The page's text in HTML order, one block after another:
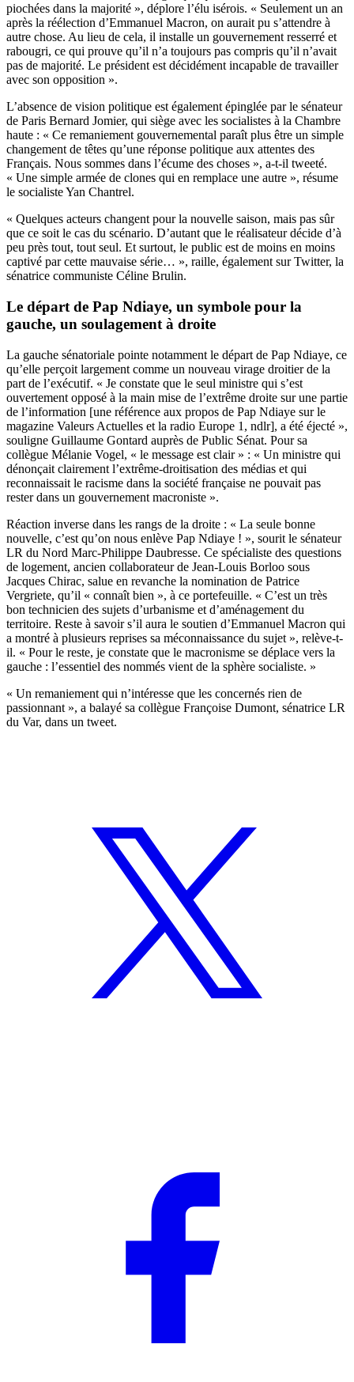
piochées dans la majorité », déplore l’élu isérois. « Seulement un an
après la réélection d’Emmanuel Macron, on aurait pu s’attendre à
autre chose. Au lieu de cela, il installe un gouvernement resserré et
rabougri, ce qui prouve qu’il n’a toujours pas compris qu’il n’avait
pas de majorité. Le président est décidément incapable de travailler
avec son opposition ».
L’absence de vision politique est également épinglée par le sénateur
de Paris Bernard Jomier, qui siège avec les socialistes à la Chambre
haute : « Ce remaniement gouvernemental paraît plus être un simple
changement de têtes qu’une réponse politique aux attentes des
Français. Nous sommes dans l’écume des choses », a-t-il tweeté.
« Une simple armée de clones qui en remplace une autre », résume
le socialiste Yan Chantrel.
« Quelques acteurs changent pour la nouvelle saison, mais pas sûr
que ce soit le cas du scénario. D’autant que le réalisateur décide d’à
peu près tout, tout seul. Et surtout, le public est de moins en moins
captivé par cette mauvaise série… », raille, également sur Twitter, la
sénatrice communiste Céline Brulin.
Le départ de Pap Ndiaye, un symbole pour la
gauche, un soulagement à droite
La gauche sénatoriale pointe notamment le départ de Pap Ndiaye, ce
qu’elle perçoit largement comme un nouveau virage droitier de la
part de l’exécutif. « Je constate que le seul ministre qui s’est
ouvertement opposé à la main mise de l’extrême droite sur une partie
de l’information [une référence aux propos de Pap Ndiaye sur le
magazine Valeurs Actuelles et la radio Europe 1, ndlr], a été éjecté »,
souligne Guillaume Gontard auprès de Public Sénat. Pour sa
collègue Mélanie Vogel, « le message est clair » : « Un ministre qui
dénonçait clairement l’extrême-droitisation des médias et qui
reconnaissait le racisme dans la société française ne pouvait pas
rester dans un gouvernement macroniste ».
Réaction inverse dans les rangs de la droite : « La seule bonne
nouvelle, c’est qu’on nous enlève Pap Ndiaye ! », sourit le sénateur
LR du Nord Marc-Philippe Daubresse. Ce spécialiste des questions
de logement, ancien collaborateur de Jean-Louis Borloo sous
Jacques Chirac, salue en revanche la nomination de Patrice
Vergriete, qu’il « connaît bien », à ce portefeuille. « C’est un très
bon technicien des sujets d’urbanisme et d’aménagement du
territoire. Reste à savoir s’il aura le soutien d’Emmanuel Macron qui
a montré à plusieurs reprises sa méconnaissance du sujet », relève-t-
il. « Pour le reste, je constate que le macronisme se déplace vers la
gauche : l’essentiel des nommés vient de la sphère socialiste. »
« Un remaniement qui n’intéresse que les concernés rien de
passionnant », a balayé sa collègue Françoise Dumont, sénatrice LR
du Var, dans un tweet.